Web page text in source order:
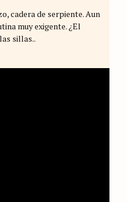
cadera de serpiente. Aun
muy exigente. ¿El
sillas..